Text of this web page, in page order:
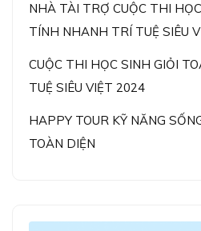
NHÀ TÀI TRỢ CUỘC THI
TÍNH NHANH TRÍ TUỆ SIÊU
CUỘC THI HỌC SINH GIỎI
TUỆ SIÊU VIỆT 2024
HAPPY TOUR KỸ NĂNG
TOÀN DIỆN